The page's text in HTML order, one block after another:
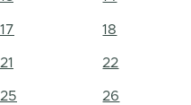
17 18
21 22
25 26